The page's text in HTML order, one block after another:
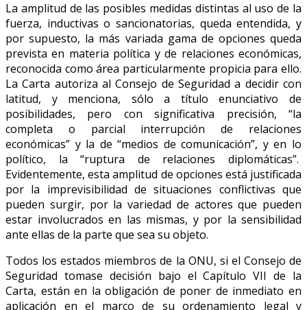
La amplitud de las posibles medidas distintas al uso de la
fuerza, inductivas o sancionatorias, queda entendida, y
por supuesto, la más variada gama de opciones queda
prevista en materia política y de relaciones económicas,
reconocida como área particularmente propicia para ello.
La Carta autoriza al Consejo de Seguridad a decidir con
latitud, y menciona, sólo a título enunciativo de
posibilidades, pero con significativa precisión, “la
completa o parcial interrupción de relaciones
económicas” y la de “medios de comunicación”, y en lo
político, la “ruptura de relaciones diplomáticas”.
Evidentemente, esta amplitud de opciones está justificada
por la imprevisibilidad de situaciones conflictivas que
pueden surgir, por la variedad de actores que pueden
estar involucrados en las mismas, y por la sensibilidad
ante ellas de la parte que sea su objeto.
Todos los estados miembros de la ONU, si el Consejo de
Seguridad tomase decisión bajo el Capítulo VII de la
Carta, están en la obligación de poner de inmediato en
aplicación en el marco de su ordenamiento legal y